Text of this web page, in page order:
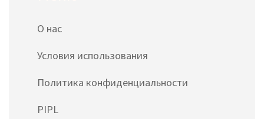
О нас
Условия использования
Политика конфиденциальности
PIPL